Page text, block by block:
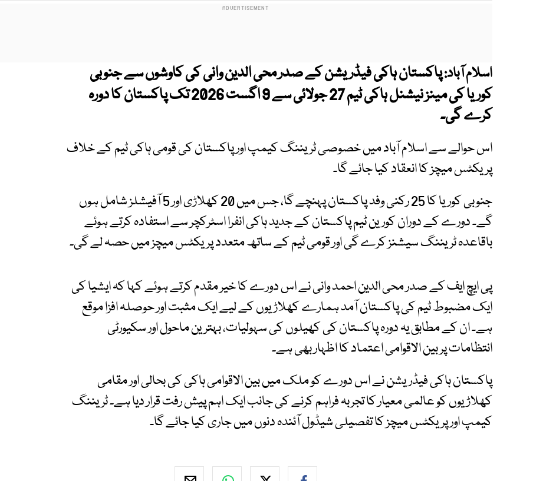
اسلام آباد:پاکستان ہاکی فیڈریشن کے صدر محی الدین وانی کی کاوشوں سے جنوبی
کوریا کی مینز نیشنل ہاکی ٹیم 27 جولائی سے 9 اگست 2026 تک پاکستان کا دورہ
کرے گی۔
اس حوالے سے اسلام آباد میں خصوصی ٹریننگ کیمپ اور پاکستان کی قومی ہاکی ٹیم کے خلاف
پریکٹس میچز کا انعقاد کیا جائے گا۔
جنوبی کوریا کا 25 رکنی وفد پاکستان پہنچے گا، جس میں 20 کھلاڑی اور 5 آفیشلز شامل ہوں
گے۔ دورے کے دوران کورین ٹیم پاکستان کے جدید ہاکی انفرا اسٹرکچر سے استفادہ کرتے ہوئے
باقاعدہ ٹریننگ سیشنز کرے گی اور قومی ٹیم کے ساتھ متعدد پریکٹس میچز میں حصہ لے گی۔
پی ایچ ایف کے صدر محی الدین احمد وانی نے اس دورے کا خیر مقدم کرتے ہوئے کہا کہ ایشیا کی
ایک مضبوط ٹیم کی پاکستان آمد ہمارے کھلاڑیوں کے لیے ایک مثبت اور حوصلہ افزا موقع
ہے۔ ان کے مطابق یہ دورہ پاکستان کی کھیلوں کی سہولیات، بہترین ماحول اور سکیورٹی
انتظامات پر بین الاقوامی اعتماد کا اظہار بھی ہے۔
پاکستان ہاکی فیڈریشن نے اس دورے کو ملک میں بین الاقوامی ہاکی کی بحالی اور مقامی
کھلاڑیوں کو عالمی معیار کا تجربہ فراہم کرنے کی جانب ایک اہم پیش رفت قرار دیا ہے۔ ٹریننگ
کیمپ اور پریکٹس میچز کا تفصیلی شیڈول آئندہ دنوں میں جاری کیا جائے گا۔